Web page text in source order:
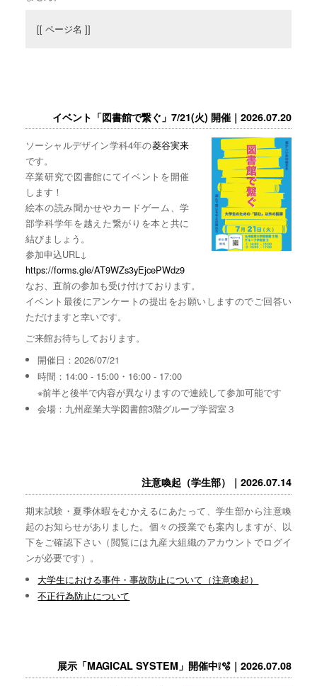
[[ ページ名 ]]
イベント「図書館で繋ぐ」7/21(火) 開催｜2026.07.20
ソーシャルデザイン学科4年の菱谷実来
です。
卒業研究で図書館にてイベントを開催
します！
絵本の読み聞かせやカードゲーム、学
部学科学年を越えた繋がりを本と共に
結びましょう。
参加申込URL↓
https://forms.gle/AT9WZs3yEjcePWdz9
なお、直前の参加も受け付けております。
イベント最後にアンケートの提出をお願いしますのでご回答い
ただけますと幸いです。
ご来館お待ちしております。
開催日：2026/07/21
時間：14:00 - 15:00・16:00 - 17:00
※前半と後半で内容が異なりますので連続して参加可能です
会場：九州産業大学図書館3階グループ学習室３
注意喚起（学生部）｜2026.07.14
期末試験・夏季休暇をむかえるにあたって、学生部から注意喚
起のお知らせがありました。個々の授業でも案内しますが、以
下をご確認下さい（閲覧には九産大組織のアカウントでログイ
ンが必要です）。
大学生における事件・事故防止について（注意喚起）
不正行為防止について
展示「MAGICAL SYSTEM」開催中❕🫧｜2026.07.08